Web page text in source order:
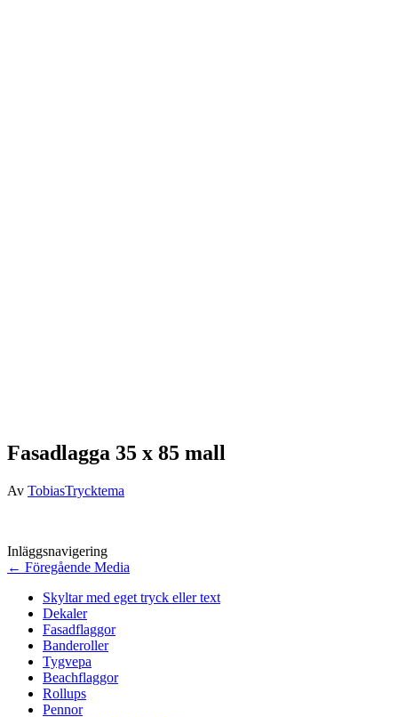
Fasadlagga 35 x 85 mall
Av TobiasTrycktema
Inläggsnavigering
← Föregående Media
Skyltar med eget tryck eller text
Dekaler
Fasadflaggor
Banderoller
Tygvepa
Beachflaggor
Rollups
Pennor